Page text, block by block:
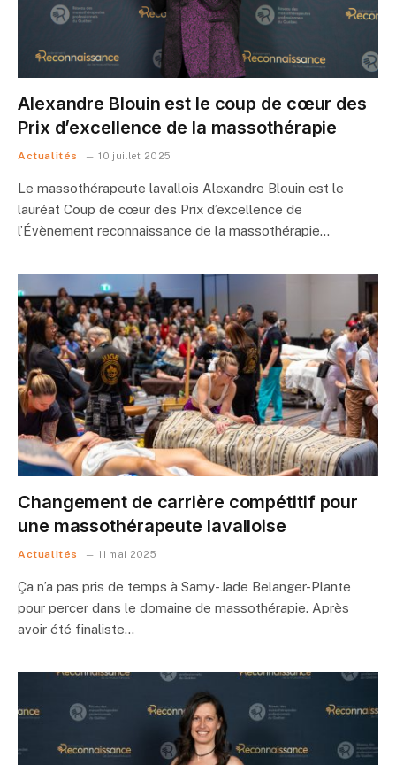
Alexandre Blouin est le coup de cœur des
Prix d’excellence de la massothérapie
Actualités 10 juillet 2025
Le massothérapeute lavallois Alexandre Blouin est le
lauréat Coup de cœur des Prix d’excellence de
l’Évènement reconnaissance de la massothérapie…
Changement de carrière compétitif pour
une massothérapeute lavalloise
Actualités 11 mai 2025
Ça n’a pas pris de temps à Samy-Jade Belanger-Plante
pour percer dans le domaine de massothérapie. Après
avoir été finaliste…